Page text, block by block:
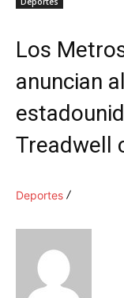
Los
anuncian
Treadwell
Deportes